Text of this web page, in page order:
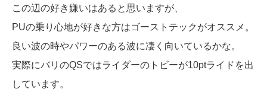
この辺の好き嫌いはあると思いますが、
PUの乗り心地が好きな方はゴーストテックがオススメ。
良い波の時やパワーのある波に凄く向いているかな。
実際にバリのQSではライダーのトビーが10ptライドを出
しています。